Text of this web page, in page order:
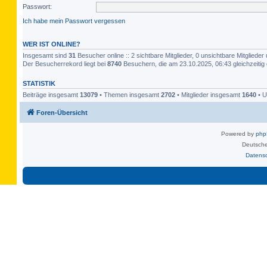
Passwort:
Ich habe mein Passwort vergessen
WER IST ONLINE?
Insgesamt sind 31 Besucher online :: 2 sichtbare Mitglieder, 0 unsichtbare
Der Besucherrekord liegt bei 8740 Besuchern, die am 23.10.2025, 06:43 gleichzeitig
STATISTIK
Beiträge insgesamt 13079 • Themen insgesamt 2702 • Mitglieder insgesamt 1640 •
Foren-Übersicht
Powered by